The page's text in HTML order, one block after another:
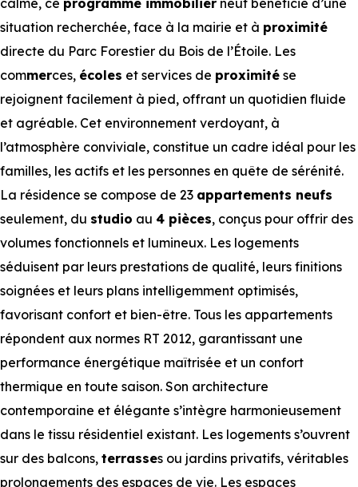
calme, ce programme immobilier neuf bénéficie d’une
situation recherchée, face à la mairie et à proximité
directe du Parc Forestier du Bois de l’Étoile. Les
commerces, écoles et services de proximité se
rejoignent facilement à pied, offrant un quotidien fluide
et agréable. Cet environnement verdoyant, à
l’atmosphère conviviale, constitue un cadre idéal pour les
familles, les actifs et les personnes en quête de sérénité.
La résidence se compose de 23 appartements neufs
seulement, du studio au 4 pièces, conçus pour offrir des
volumes fonctionnels et lumineux. Les logements
séduisent par leurs prestations de qualité, leurs finitions
soignées et leurs plans intelligemment optimisés,
favorisant confort et bien-être. Tous les appartements
répondent aux normes RT 2012, garantissant une
performance énergétique maîtrisée et un confort
thermique en toute saison. Son architecture
contemporaine et élégante s’intègre harmonieusement
dans le tissu résidentiel existant. Les logements s’ouvrent
sur des balcons, terrasses ou jardins privatifs, véritables
prolongements des espaces de vie. Les espaces